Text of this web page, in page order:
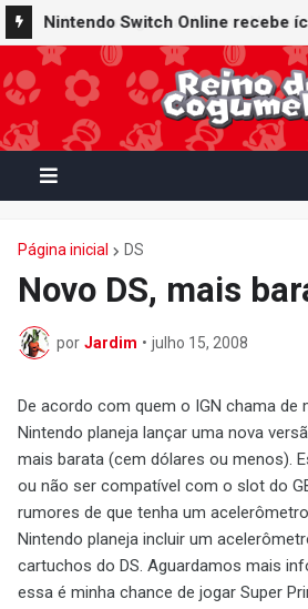
Nintendo Switch Online recebe
Mario Paint (SNES) e Mario Kart:
(GBA)
Página inicial DS
Novo DS, mais
por Jardim • julho 15, 2008
De acordo com quem o IGN chama de
Nintendo planeja lançar uma nova
mais barata (cem dólares ou menos).
ou não ser compatível com o slot do
rumores de que tenha um
Nintendo planeja incluir um
cartuchos do DS. Aguardamos mais
essa é minha chance de jogar Super